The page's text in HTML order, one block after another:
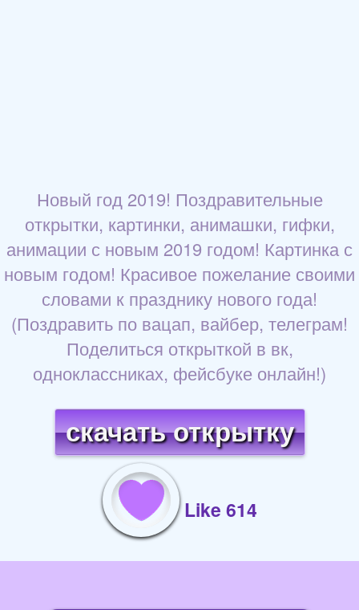
Новый год 2019! Поздравительные
открытки, картинки, анимашки, гифки,
анимации с новым 2019 годом! Картинка с
новым годом! Красивое пожелание своими
словами к празднику нового года!
(Поздравить по вацап, вайбер, телеграм!
Поделиться открыткой в вк,
одноклассниках, фейсбуке онлайн!)
скачать открытку
Like 614